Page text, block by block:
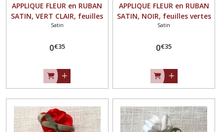
APPLIQUE FLEUR en RUBAN
SATIN, VERT CLAIR, feuilles
vertes ** 25 mm ** à
l'unité - F01
Satin
0€35
APPLIQUE FLEUR en RUBAN
SATIN, NOIR, feuilles vertes
** 25 mm ** à coudre ou à
Satin
0€35